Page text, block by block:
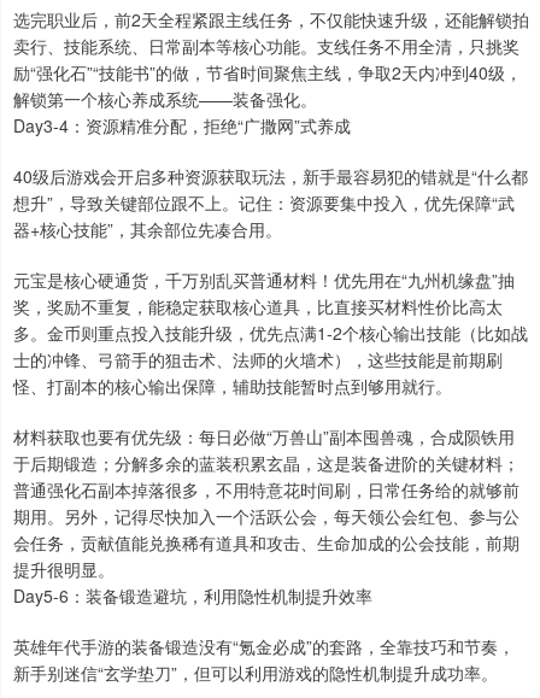
选完职业后，前2天全程紧跟主线任务，不仅能快速升级，还能解锁拍
卖行、技能系统、日常副本等核心功能。支线任务不用全清，只挑奖
励“强化石”“技能书”的做，节省时间聚焦主线，争取2天内冲到40级，
解锁第一个核心养成系统——装备强化。
Day3-4：资源精准分配，拒绝“广撒网”式养成
40级后游戏会开启多种资源获取玩法，新手最容易犯的错就是“什么都
想升”，导致关键部位跟不上。记住：资源要集中投入，优先保障“武
器+核心技能”，其余部位先凑合用。
元宝是核心硬通货，千万别乱买普通材料！优先用在“九州机缘盘”抽
奖，奖励不重复，能稳定获取核心道具，比直接买材料性价比高太
多。金币则重点投入技能升级，优先点满1-2个核心输出技能（比如战
士的冲锋、弓箭手的狙击术、法师的火墙术），这些技能是前期刷
怪、打副本的核心输出保障，辅助技能暂时点到够用就行。
材料获取也要有优先级：每日必做“万兽山”副本囤兽魂，合成陨铁用
于后期锻造；分解多余的蓝装积累玄晶，这是装备进阶的关键材料；
普通强化石副本掉落很多，不用特意花时间刷，日常任务给的就够前
期用。另外，记得尽快加入一个活跃公会，每天领公会红包、参与公
会任务，贡献值能兑换稀有道具和攻击、生命加成的公会技能，前期
提升很明显。
Day5-6：装备锻造避坑，利用隐性机制提升效率
英雄年代手游的装备锻造没有“氪金必成”的套路，全靠技巧和节奏，
新手别迷信“玄学垫刀”，但可以利用游戏的隐性机制提升成功率。